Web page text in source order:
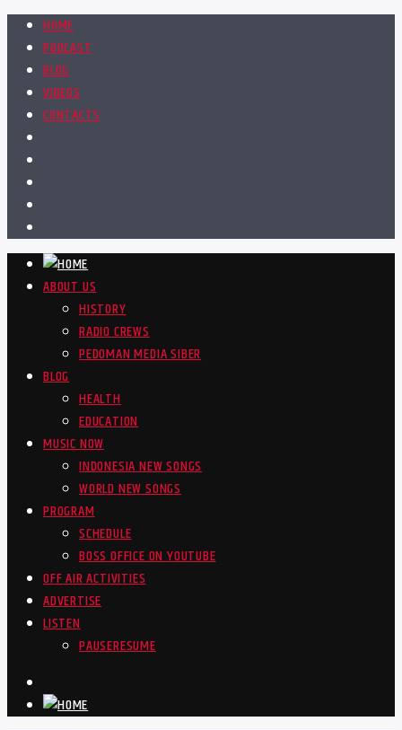
HOME
PODCAST
BLOG
VIDEOS
CONTACTS
ABOUT US
HISTORY
RADIO CREWS
PEDOMAN MEDIA SIBER
BLOG
HEALTH
EDUCATION
MUSIC NOW
INDONESIA NEW SONGS
WORLD NEW SONGS
PROGRAM
SCHEDULE
BOSS OFFICE ON YOUTUBE
OFF AIR ACTIVITIES
ADVERTISE
LISTEN
PAUSERESUME